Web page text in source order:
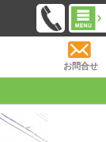
お問合せ